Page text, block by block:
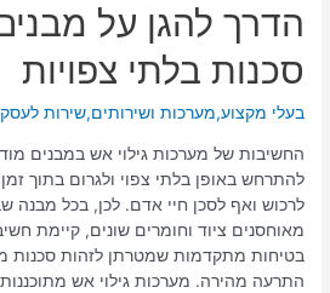
הדרך להגן על
סכנות בלתי צפויות
בעלי מקצוע,מערכות ושירותים,שירות
החשיבות של מערכות גילוי אש במבנים
להתרחש באופן בלתי צפוי ולגרום בתוך
לרכוש ואף לסכן חיי אדם. לכן, בכל מבנה
מאוחסנים ציוד וחומרים שונים, קיימת
בטיחות מתקדמות שמטרתן לזהות סכנות
התרעה מהירה. מערכות גילוי אש
ובטיחות
אש
–
הדרך
להגן
מבנים
מפני
סכנות
בלתי
צפויות